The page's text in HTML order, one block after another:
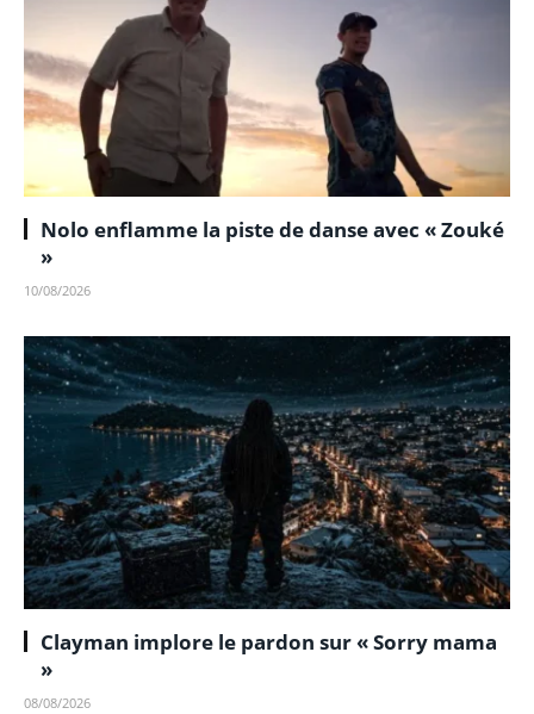
Nolo enflamme la piste de danse avec « Zouké
»
10/08/2026
Clayman implore le pardon sur « Sorry mama
»
08/08/2026